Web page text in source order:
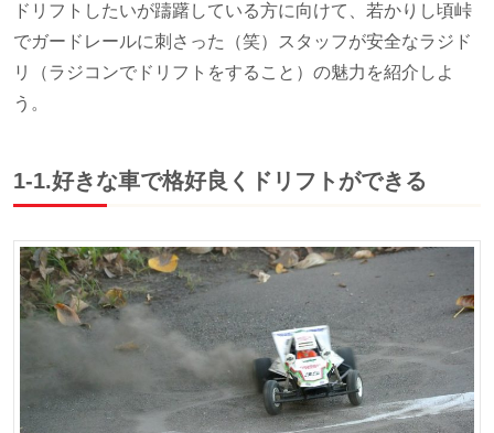
ドリフトしたいが躊躇している方に向けて、若かりし頃峠
でガードレールに刺さった（笑）スタッフが安全なラジド
リ（ラジコンでドリフトをすること）の魅力を紹介しよ
う。
1-1.好きな車で格好良くドリフトができる